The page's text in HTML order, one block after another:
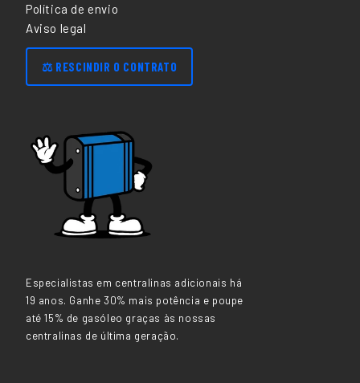
Política de envio
Aviso legal
⚖️ RESCINDIR O CONTRATO
Especialistas em centralinas adicionais há
19 anos. Ganhe 30% mais potência e poupe
até 15% de gasóleo graças às nossas
centralinas de última geração.